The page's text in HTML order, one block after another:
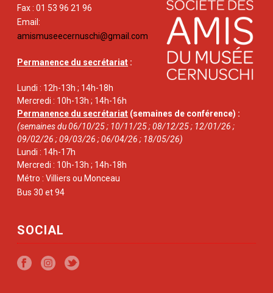
Fax : 01 53 96 21 96
Email:
amismuseecernuschi@gmail.com
Permanence du secrétariat :
Lundi : 12h-13h ; 14h-18h
Mercredi : 10h-13h ; 14h-16h
Permanence du secrétariat (semaines de conférence) :
(semaines du 06/10/25 ; 10/11/25 ; 08/12/25 ; 12/01/26 ;
09/02/26 ; 09/03/26 ; 06/04/26 ; 18/05/26)
Lundi : 14h-17h
Mercredi : 10h-13h ; 14h-18h
Métro : Villiers ou Monceau
Bus 30 et 94
SOCIAL